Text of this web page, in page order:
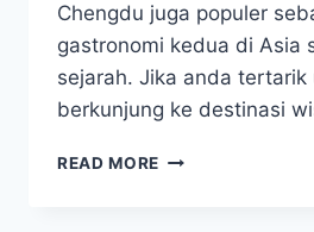
Chengdu juga populer
gastronomi kedua di Asia
sejarah. Jika anda tertarik
berkunjung ke destinasi
READ MORE CHENGDU